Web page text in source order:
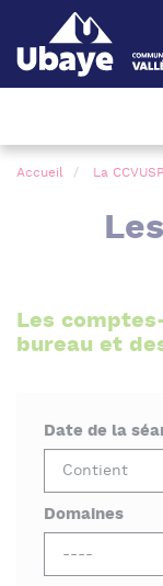
Accueil La CCVUSP
Les
bureau et
Date de la
Domaines
Panneau de gestion